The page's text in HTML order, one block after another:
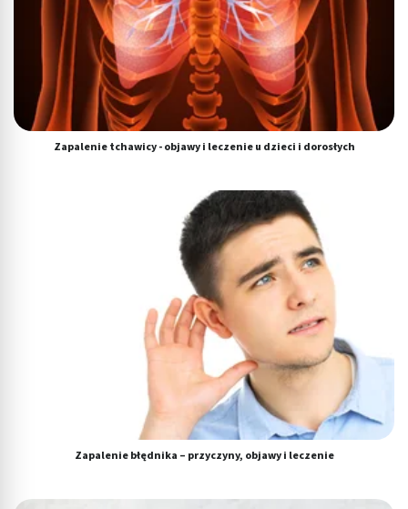
Zapalenie tchawicy - objawy i leczenie u dzieci i dorosłych
Zapalenie błędnika – przyczyny, objawy i leczenie